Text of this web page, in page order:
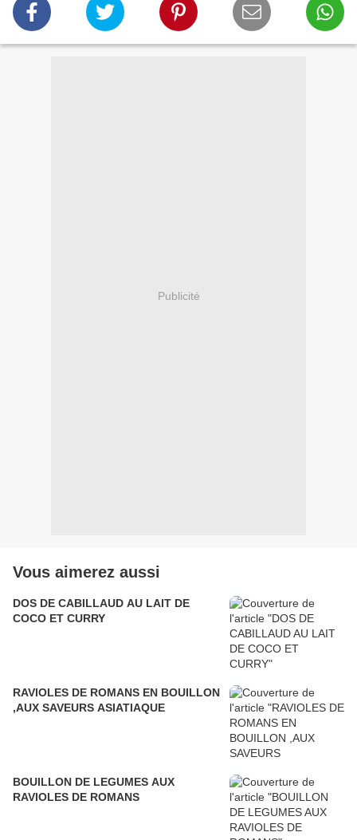
Publicité
Vous aimerez aussi
DOS DE CABILLAUD AU LAIT DE
COCO ET CURRY
RAVIOLES DE ROMANS EN BOUILLON
,AUX SAVEURS ASIATIAQUE
BOUILLON DE LEGUMES AUX
RAVIOLES DE ROMANS